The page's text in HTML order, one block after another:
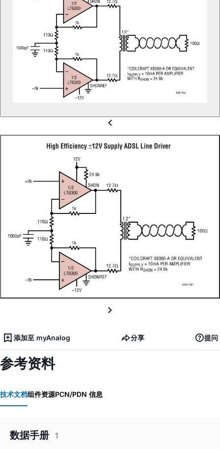
添加至 myAnalog 分享 提问
参考资料
技术文档组件资源PCN/PDN 信息
数据手册 1